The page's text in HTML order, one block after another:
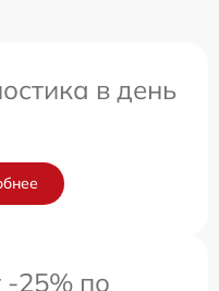
в день
25% по